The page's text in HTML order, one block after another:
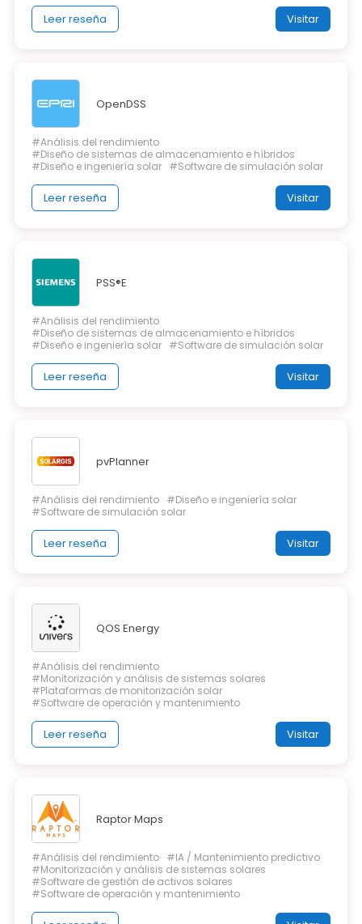
Leer reseña Visitar
OpenDSS
#Análisis del rendimiento
#Diseño de sistemas de almacenamiento e híbridos
#Diseño e ingeniería solar #Software de simulación solar
Leer reseña Visitar
PSS®E
#Análisis del rendimiento
#Diseño de sistemas de almacenamiento e híbridos
#Diseño e ingeniería solar #Software de simulación solar
Leer reseña Visitar
pvPlanner
#Análisis del rendimiento #Diseño e ingeniería solar
#Software de simulación solar
Leer reseña Visitar
QOS Energy
#Análisis del rendimiento
#Monitorización y análisis de sistemas solares
#Plataformas de monitorización solar
#Software de operación y mantenimiento
Leer reseña Visitar
Raptor Maps
#Análisis del rendimiento #IA / Mantenimiento predictivo
#Monitorización y análisis de sistemas solares
#Software de gestión de activos solares
#Software de operación y mantenimiento